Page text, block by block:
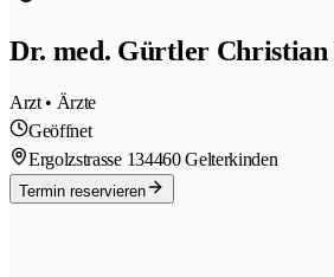
Dr. med. Gürtler Christian
Arzt • Ärzte
Geöffnet
Ergolzstrasse 134460 Gelterkinden
Termin reservieren